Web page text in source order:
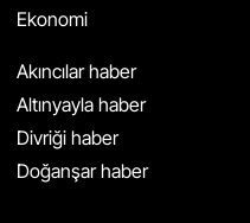
Ekonomi
Akıncılar haber
Altınyayla haber
Divriği haber
Doğanşar haber